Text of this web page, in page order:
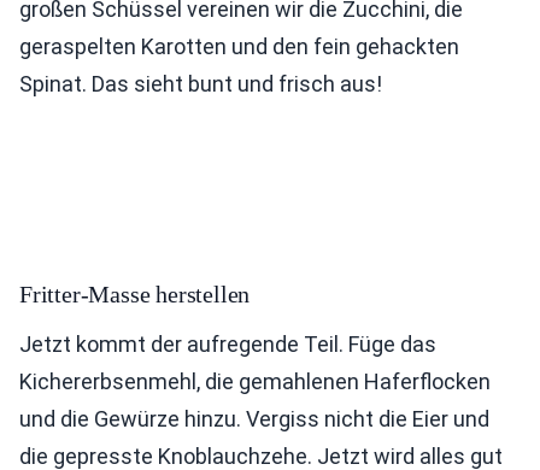
großen Schüssel vereinen wir die Zucchini, die
geraspelten Karotten und den fein gehackten
Spinat. Das sieht bunt und frisch aus!
Fritter-Masse herstellen
Jetzt kommt der aufregende Teil. Füge das
Kichererbsenmehl, die gemahlenen Haferflocken
und die Gewürze hinzu. Vergiss nicht die Eier und
die gepresste Knoblauchzehe. Jetzt wird alles gut